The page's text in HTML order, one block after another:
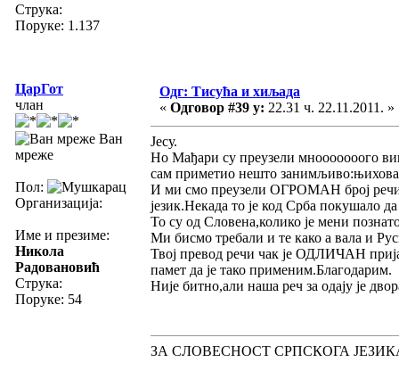
Струка:
Поруке: 1.137
ЦарГот
члан
Ван
мреже
Пол:
Организација:
Име и презиме:
Никола
Радовановић
Струка:
Поруке: 54
Одг: Тисућа и хиљада
« Одговор #39 у: 22.31 ч. 22.11.2011. »
Јесу.
Но Мађари су преузели мнооооооого
сам приметио нешто
И ми смо преузели ОГРОМАН број речи
језик.Некада то је код Срба покушало
То су од Словена,колико је мени
Ми бисмо требали и те како а вала и
Твој превод речи чак је ОДЛИЧАН
памет да је тако применим.Благодарим.
Није битно,али наша реч за одају је
ЗА СЛОВЕСНОСТ СРПСКОГА